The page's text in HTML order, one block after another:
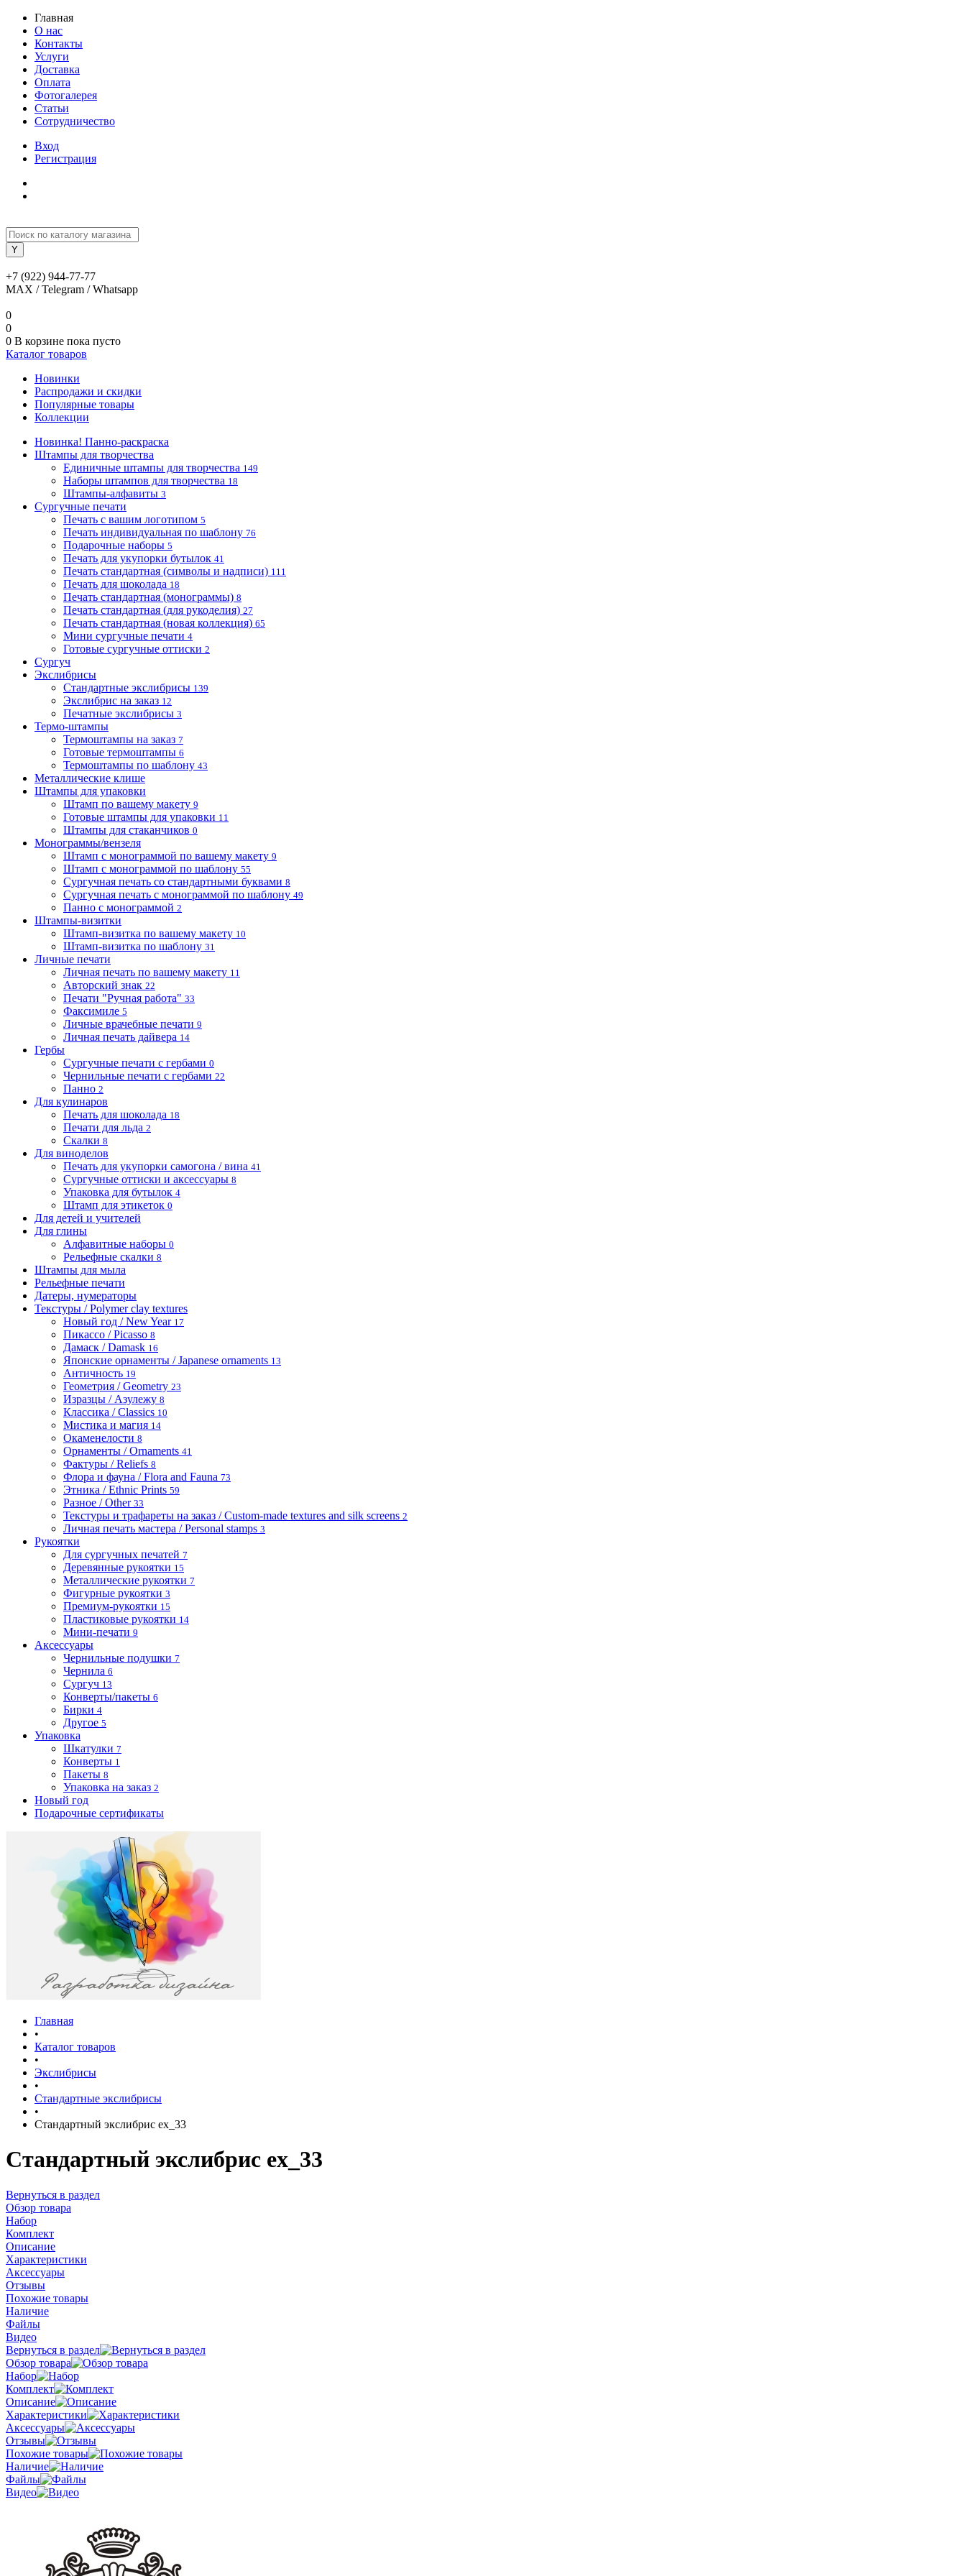
Главная
О нас
Контакты
Услуги
Доставка
Оплата
Фотогалерея
Статьи
Сотрудничество
Вход
Регистрация
+7 (922) 944-77-77
MAX / Telegram / Whatsapp
0
0
0 В корзине пока пусто
Каталог товаров
Новинки
Распродажи и скидки
Популярные товары
Коллекции
Новинка! Панно-раскраска
Штампы для творчества
Единичные штампы для творчества 149
Наборы штампов для творчества 18
Штампы-алфавиты 3
Сургучные печати
Печать с вашим логотипом 5
Печать индивидуальная по шаблону 76
Подарочные наборы 5
Печать для укупорки бутылок 41
Печать стандартная (символы и надписи) 111
Печать для шоколада 18
Печать стандартная (монограммы) 8
Печать стандартная (для рукоделия) 27
Печать стандартная (новая коллекция) 65
Мини сургучные печати 4
Готовые сургучные оттиски 2
Сургуч
Экслибрисы
Стандартные экслибрисы 139
Экслибрис на заказ 12
Печатные экслибрисы 3
Термо-штампы
Термоштампы на заказ 7
Готовые термоштампы 6
Термоштампы по шаблону 43
Металлические клише
Штампы для упаковки
Штамп по вашему макету 9
Готовые штампы для упаковки 11
Штампы для стаканчиков 0
Монограммы/вензеля
Штамп с монограммой по вашему макету 9
Штамп с монограммой по шаблону 55
Сургучная печать со стандартными буквами 8
Сургучная печать с монограммой по шаблону 49
Панно с монограммой 2
Штампы-визитки
Штамп-визитка по вашему макету 10
Штамп-визитка по шаблону 31
Личные печати
Личная печать по вашему макету 11
Авторский знак 22
Печати "Ручная работа" 33
Факсимиле 5
Личные врачебные печати 9
Личная печать дайвера 14
Гербы
Сургучные печати с гербами 0
Чернильные печати с гербами 22
Панно 2
Для кулинаров
Печать для шоколада 18
Печати для льда 2
Скалки 8
Для виноделов
Печать для укупорки самогона / вина 41
Сургучные оттиски и аксессуары 8
Упаковка для бутылок 4
Штамп для этикеток 0
Для детей и учителей
Для глины
Алфавитные наборы 0
Рельефные скалки 8
Штампы для мыла
Рельефные печати
Датеры, нумераторы
Текстуры / Polymer clay textures
Новый год / New Year 17
Пикассо / Picasso 8
Дамаск / Damask 16
Японские орнаменты / Japanese ornaments 13
Античность 19
Геометрия / Geometry 23
Изразцы / Азулежу 8
Классика / Classics 10
Мистика и магия 14
Окаменелости 8
Орнаменты / Ornaments 41
Фактуры / Reliefs 8
Флора и фауна / Flora and Fauna 73
Этника / Ethnic Prints 59
Разное / Other 33
Текстуры и трафареты на заказ / Custom-made textures and silk screens 2
Личная печать мастера / Personal stamps 3
Рукоятки
Для сургучных печатей 7
Деревянные рукоятки 15
Металлические рукоятки 7
Фигурные рукоятки 3
Премиум-рукоятки 15
Пластиковые рукоятки 14
Мини-печати 9
Аксессуары
Чернильные подушки 7
Чернила 6
Сургуч 13
Конверты/пакеты 6
Бирки 4
Другое 5
Упаковка
Шкатулки 7
Конверты 1
Пакеты 8
Упаковка на заказ 2
Новый год
Подарочные сертификаты
Главная
•
Каталог товаров
•
Экслибрисы
•
Стандартные экслибрисы
•
Стандартный экслибрис ex_33
Стандартный экслибрис ex_33
Вернуться в раздел
Обзор товара
Набор
Комплект
Описание
Характеристики
Аксессуары
Отзывы
Похожие товары
Наличие
Файлы
Видео
Вернуться в раздел
Обзор товара
Набор
Комплект
Описание
Характеристики
Аксессуары
Отзывы
Похожие товары
Наличие
Файлы
Видео